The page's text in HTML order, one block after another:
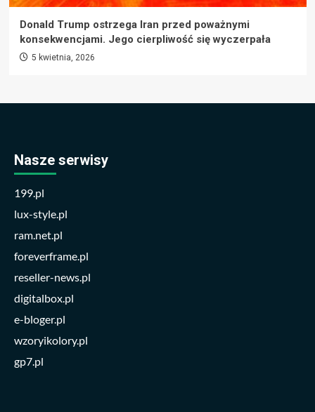
Donald Trump ostrzega Iran przed poważnymi
konsekwencjami. Jego cierpliwość się wyczerpała
5 kwietnia, 2026
Nasze serwisy
199.pl
lux-style.pl
ram.net.pl
foreverframe.pl
reseller-news.pl
digitalbox.pl
e-bloger.pl
wzoryikolory.pl
gp7.pl